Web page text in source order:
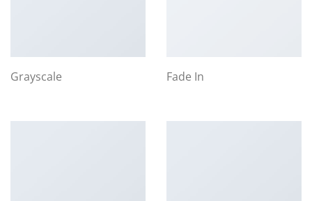
Grayscale Fade In